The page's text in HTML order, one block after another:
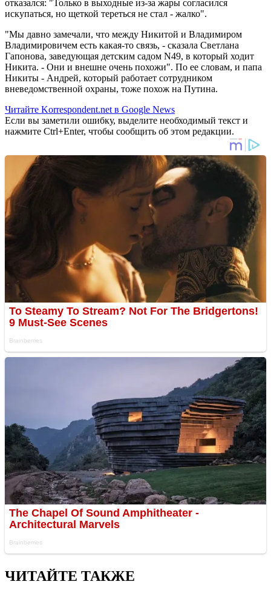
отказался: "Только в выходные из-за жары согласился
искупаться, но щеткой тереться не стал - жалко".
"Мы давно замечали, что между Никитой и Владимиром
Владимировичем есть какая-то связь, - сказала Светлана
Гапонова, заведующая детским садом N49, в который ходит
Никита. - Они и внешне очень похожи". По ее словам, и папа
Никиты - Андрей, который работает сотрудником
вневедомственной охраны, тоже похож на Путина.
Читайте Korrespondent.net в Google News
Если вы заметили ошибку, выделите необходимый текст и
нажмите Ctrl+Enter, чтобы сообщить об этом редакции.
ЧИТАЙТЕ ТАКЖЕ